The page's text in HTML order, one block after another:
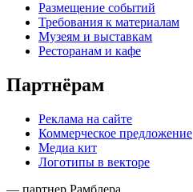
Размещение событий
Требования к материалам
Музеям и выставкам
Ресторанам и кафе
Партнёрам
Реклама на сайте
Коммерческое предложение
Медиа кит
Логотипы в векторе
— партнер Рамблера